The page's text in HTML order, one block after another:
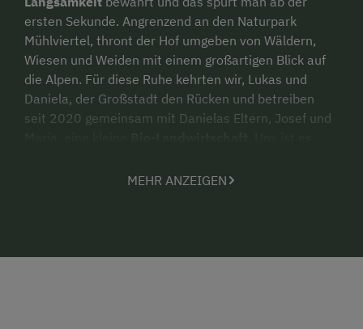
ersten Sekunde. Angrenzend an den Naturpark
Mühlviertel, thront der Hof umgeben von Wäldern,
Wiesen und Weiden mit einem großartigen Blick auf
die Alpen. Für diese Ruhe kehrten wir, Lukas und
Daniela, der Großstadt den Rücken und betreiben
seit 2020 gemeinsam mit Danielas Eltern, Josef und
zu wachsen, das Fleisch, um zu reifen und die
MEHR ANZEIGEN